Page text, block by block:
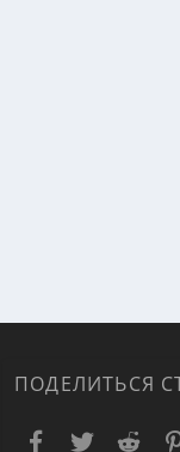
ПОДЕЛИТЬСЯ
Facebook
Twitter